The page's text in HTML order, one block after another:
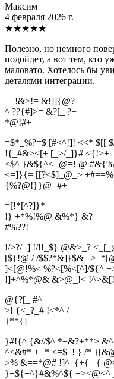
Максим
4 февраля 2026 г.
★★★★★
Полезно, но немного
подойдет, а вот тем, кто
маловато. Хотелось бы
деталями интеграции.
_+!&>!= &!]]{@?
^ ??{#]>= &?[_ ?+
*@!#+
=$*_%?=$ [#<^!]! <<* $[[
!{_#&><[+ [_>/_]}#
<$^ }&${^<+@=! @
<=]}{= [[?<$]_@_>
{%?@!}}@=#+
=[!*[^?]}*
!} +*%!%@ &%*} &?
#%??!
!/>?/=] !/!!_$} @&>_?
[${!@ / /$$?*&]}$&
]<[@!%< %?<[%<[^]/${^
!]+^%*@& &>@_!<
@{?[_ #^
>! {<_?_# !<*^ /=
}**{]
}#!{^ {&//$^ *+&?+**>
^<&#* ++* <=$_! } /*
>% &==*@# !]^_{+{ _{
}+${+^}#&%^${ +><@<^